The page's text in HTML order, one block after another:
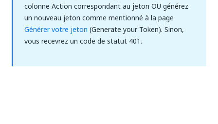
colonne Action correspondant au jeton OU générez
un nouveau jeton comme mentionné à la page
Générer votre jeton (Generate your Token). Sinon,
vous recevrez un code de statut 401.